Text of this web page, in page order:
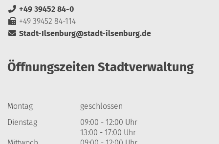
+49 39452 84-0
+49 39452 84-114
Stadt-Ilsenburg@stadt-ilsenburg.de
Öffnungszeiten Stadtverwaltung
Montag
geschlossen
Dienstag
09:00 - 12:00 Uhr
13:00 - 17:00 Uhr